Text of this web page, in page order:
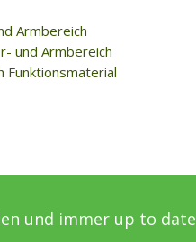
Armbereich
und Armbereich
Funktionsmaterial
und immer up to date